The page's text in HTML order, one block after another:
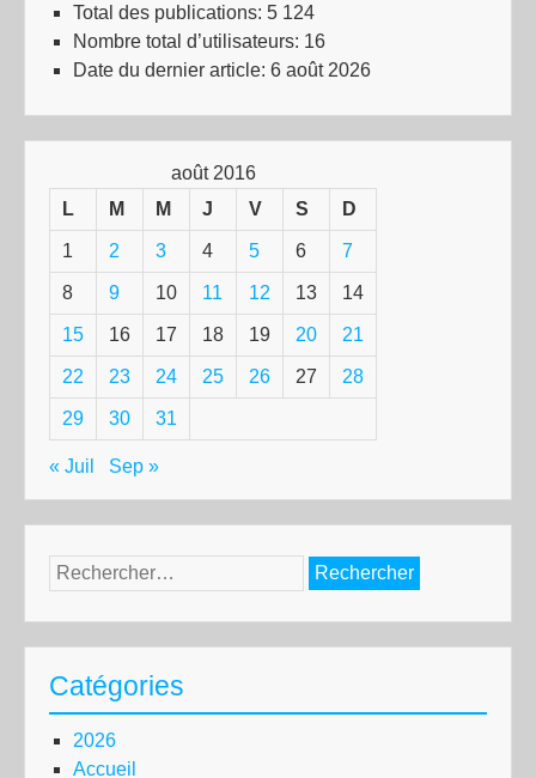
Total des publications: 5 124
Nombre total d’utilisateurs: 16
Date du dernier article: 6 août 2026
août 2016
L
M M J V S D
1 2 3 4 5 6 7
8 9 10 11 12 13 14
15 16 17 18 19 20 21
22 23 24 25 26 27 28
29 30 31
« Juil Sep »
Rechercher :
Catégories
2026
Accueil